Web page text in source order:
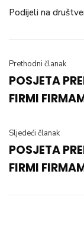
Podijeli na
Prethodni članak
POSJETA
FIRMI
Sljedeći članak
POSJETA
FIRMI